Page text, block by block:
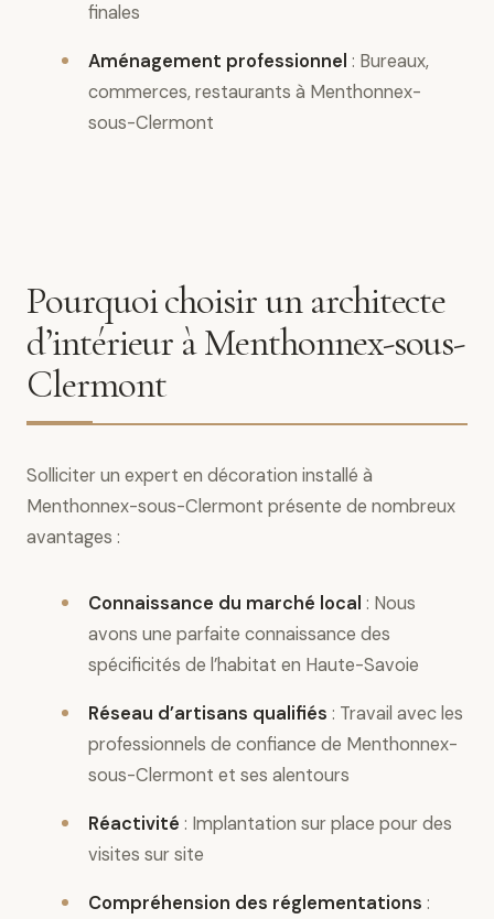
finales
Aménagement professionnel : Bureaux,
commerces, restaurants à Menthonnex-
sous-Clermont
Pourquoi choisir un architecte
d’intérieur à Menthonnex-sous-
Clermont
Solliciter un expert en décoration installé à
Menthonnex-sous-Clermont présente de nombreux
avantages :
Connaissance du marché local : Nous
avons une parfaite connaissance des
spécificités de l’habitat en Haute-Savoie
Réseau d’artisans qualifiés : Travail avec les
professionnels de confiance de Menthonnex-
sous-Clermont et ses alentours
Réactivité : Implantation sur place pour des
visites sur site
Compréhension des réglementations :